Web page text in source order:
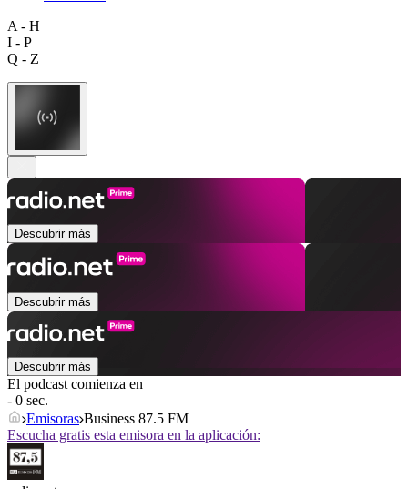
A - H
I - P
Q - Z
Descubrir más
Descubrir más
Descubrir más
El podcast comienza en
- 0 sec.
Emisoras Business 87.5 FM
Escucha gratis esta emisora en la aplicación: